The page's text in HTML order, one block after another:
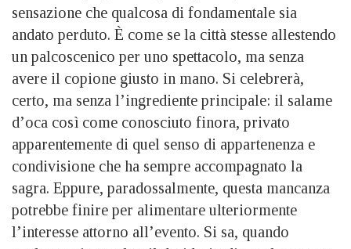
sensazione che qualcosa di fondamentale sia
andato perduto. È come se la città stesse allestendo
un palcoscenico per uno spettacolo, ma senza
avere il copione giusto in mano. Si celebrerà,
certo, ma senza l’ingrediente principale: il salame
d’oca così come conosciuto finora, privato
apparentemente di quel senso di appartenenza e
condivisione che ha sempre accompagnato la
sagra. Eppure, paradossalmente, questa mancanza
potrebbe finire per alimentare ulteriormente
l’interesse attorno all’evento. Si sa, quando